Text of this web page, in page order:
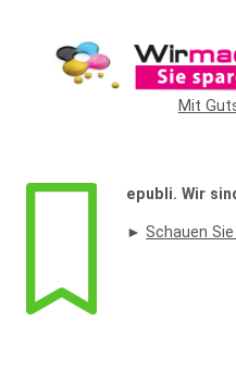
Mit
epubli. Wir
►Schauen Sie